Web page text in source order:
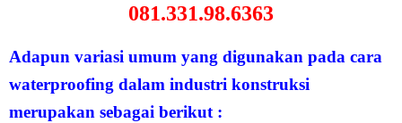
081.331.98.6363
Adapun variasi umum yang digunakan pada cara
waterproofing dalam industri konstruksi
merupakan sebagai berikut :